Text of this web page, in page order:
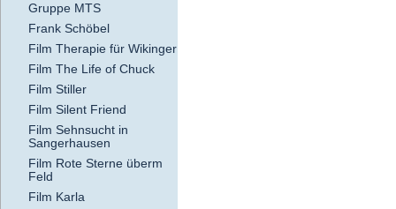
Gruppe MTS
Frank Schöbel
Film Therapie für Wikinger
Film The Life of Chuck
Film Stiller
Film Silent Friend
Film Sehnsucht in
Sangerhausen
Film Rote Sterne überm
Feld
Film Karla